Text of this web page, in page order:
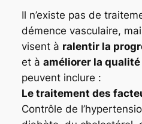
Il n’existe pas de
démence vasculaire,
visent à ralentir la
et à améliorer la qualité
peuvent inclure :
Le traitement des
Contrôle de